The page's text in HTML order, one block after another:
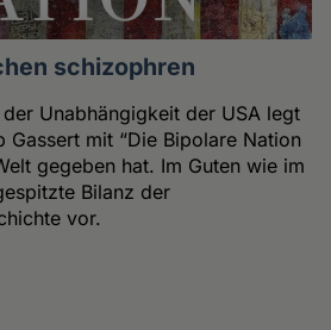
schizophren
Unabhängigkeit der USA legt
Gassert mit “Die Bipolare Nation
gegeben hat. Im Guten wie im
Bilanz der
vor.